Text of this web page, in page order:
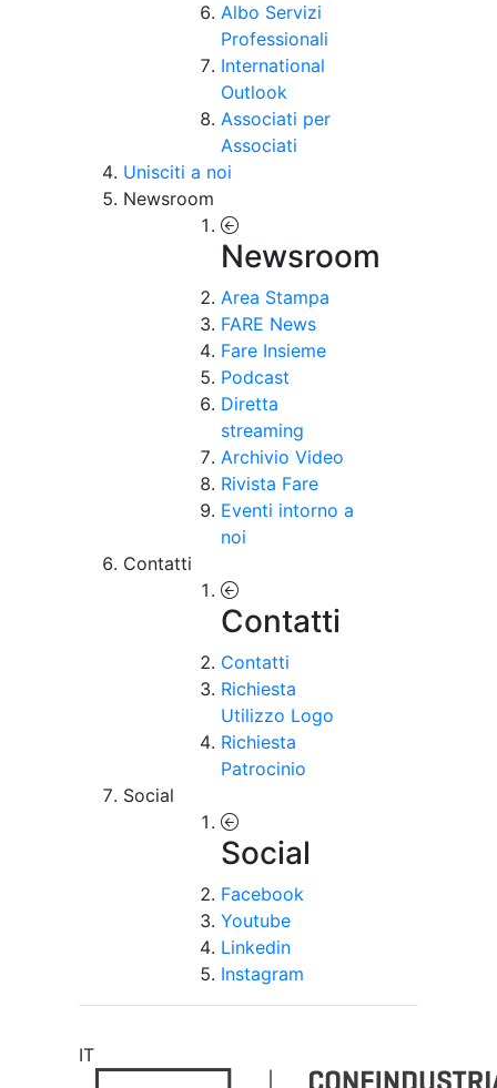
Albo Servizi
Professionali
International
Outlook
Associati per
Associati
Unisciti a noi
Newsroom
Newsroom
Area Stampa
FARE News
Fare Insieme
Podcast
Diretta
streaming
Archivio Video
Rivista Fare
Eventi intorno a
noi
Contatti
Contatti
Contatti
Richiesta
Utilizzo Logo
Richiesta
Patrocinio
Social
Social
Facebook
Youtube
Linkedin
Instagram
IT